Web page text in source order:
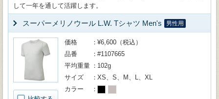
して一年を通して活躍します。
スーパーメリノウール L.W. Tシャツ Men's 男性用
価格
¥6,600（税込）
品番
#1107665
平均重量
102g
サイズ
XS、S、M、L、XL
カラー